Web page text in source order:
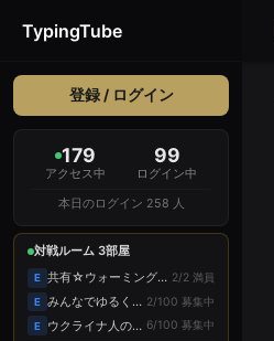
TypingTube
登録 / ログイン
179
アクセス中
99
ログイン中
本日のログイン 258 人
対戦ルーム 3部屋
E 共有☆ウォーミングアップ 2/2 満員
E みんなでゆるくやろ～ 2/100 募集中
E ウクライナ人の部屋 6/100 募集中